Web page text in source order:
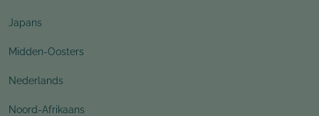
Japans
Midden-Oosters
Nederlands
Noord-Afrikaans